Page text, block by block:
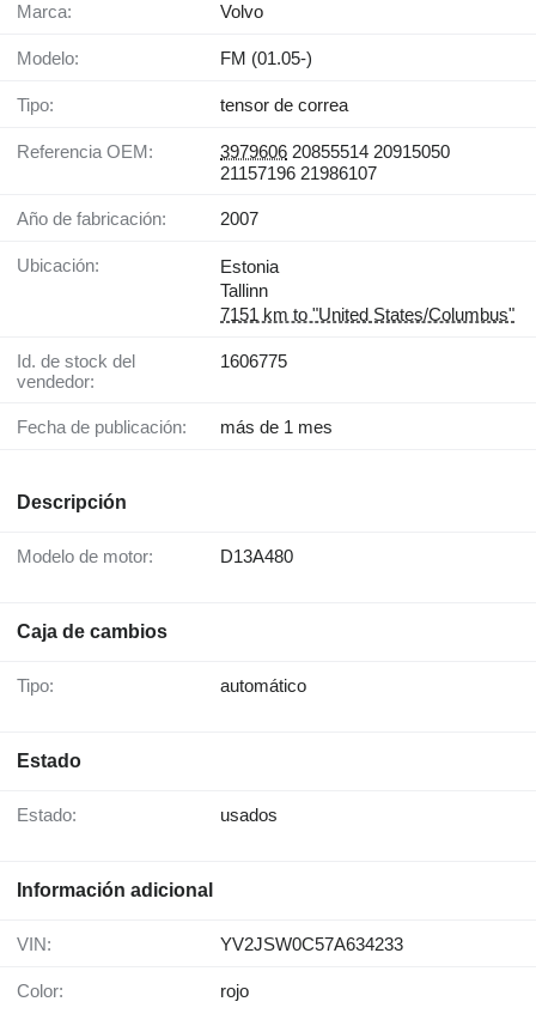
Marca: Volvo
Modelo: FM (01.05-)
Tipo: tensor de correa
Referencia OEM: 3979606 20855514 20915050
21157196 21986107
Año de fabricación: 2007
Ubicación:
Estonia
Tallinn
7151 km to "United States/Columbus"
Id. de stock del
vendedor:
1606775
Fecha de publicación: más de 1 mes
Descripción
Modelo de motor: D13A480
Caja de cambios
Tipo: automático
Estado
Estado: usados
Información adicional
VIN: YV2JSW0C57A634233
Color: rojo